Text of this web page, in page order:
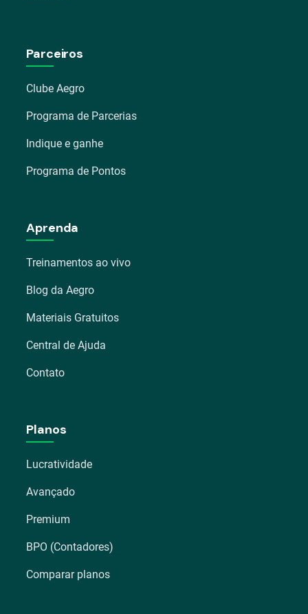
Parceiros
Clube Aegro
Programa de Parcerias
Indique e ganhe
Programa de Pontos
Aprenda
Treinamentos ao vivo
Blog da Aegro
Materiais Gratuitos
Central de Ajuda
Contato
Planos
Lucratividade
Avançado
Premium
BPO (Contadores)
Comparar planos